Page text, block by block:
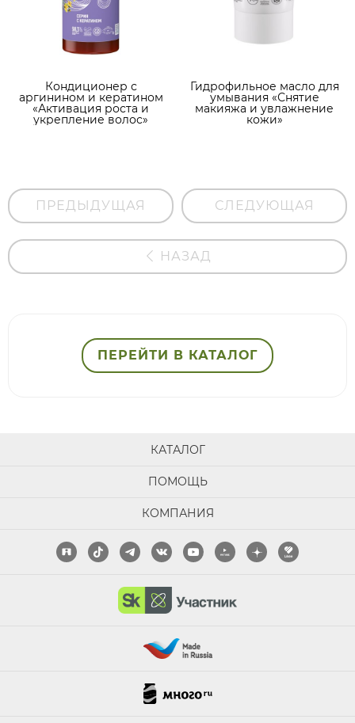
Кондиционер с
аргинином и кератином
«Активация роста и
укрепление волос»
Гидрофильное масло для
умывания «Снятие
макияжа и увлажнение
кожи»
ПРЕДЫДУЩАЯ СЛЕДУЮЩАЯ
НАЗАД
ПЕРЕЙТИ В КАТАЛОГ
КАТАЛОГ
ПОМОЩЬ
КОМПАНИЯ